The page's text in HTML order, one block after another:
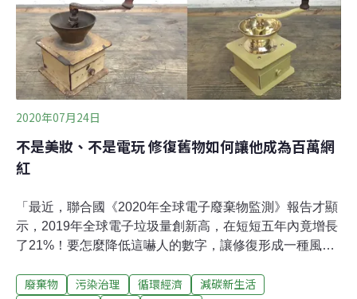
院給交通部的目標是兩年要達到7.09MW，交通部於會議
上報告其設置容量達7.6MW
2020年07月24日
不是美妝、不是電玩 修復舊物如何讓他成為百萬網
紅
「最近，聯合國《2020年全球電子廢棄物監測》報告才顯
示，2019年全球電子垃圾量創新高，在短短五年內竟增長
了21%！要怎麼降低這嚇人的數字，讓修復形成一種風
夢想，他們大部分因為美妝、旅遊、美食這類普羅大眾的
廢棄物 污染治理 循環經濟
減碳新生活